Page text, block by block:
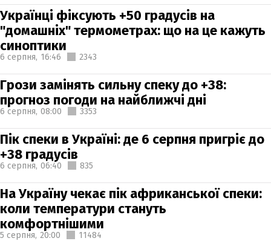
Українці фіксують +50 градусів на
"домашніх" термометрах: що на це кажуть
синоптики
6 серпня, 16:46 2343
Грози замінять сильну спеку до +38:
прогноз погоди на найближчі дні
6 серпня, 08:00 3353
Пік спеки в Україні: де 6 серпня пригріє до
+38 градусів
6 серпня, 06:40 835
На Україну чекає пік африканської спеки:
коли температури стануть
комфортнішими
5 серпня, 20:00 11484